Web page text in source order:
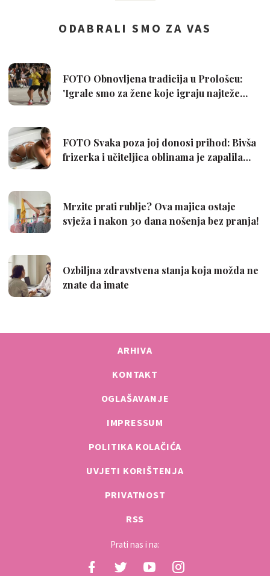
ARHIVA
KONTAKT
OGLAŠAVANJE
IMPRESSUM
POLITIKA KOLAČIĆA
UVJETI KORIŠTENJA
PRIVATNOST
RSS
Prati nas i na: